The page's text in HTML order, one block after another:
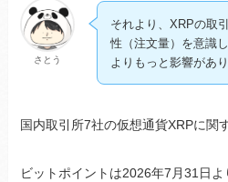
さとう
それより、XRPの取
性（注文量）を意識
よりもっと影響があり
国内取引所7社の仮想通貨XRPに関
ビットポイントは2026年7月31日